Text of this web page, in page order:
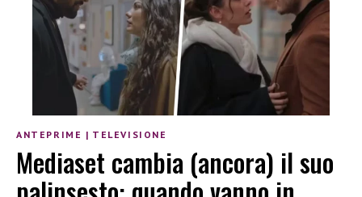
ANTEPRIME | TELEVISIONE
Mediaset cambia (ancora) il suo